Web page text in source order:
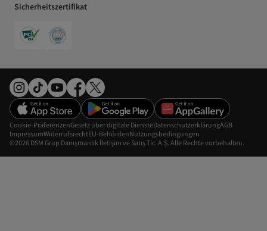
Sicherheitszertifikat
©2026 DSM Grup Danışmanlık İletişim ve Satış Tic. A.Ş. Alle Rechte vorbehalten.
Cookie-PräferenzenGesetz über digitale DiensteDatenschutzerklärungAGB
ImpressumWiderrufsrechtEU-BehördenNutzungsbedingungen